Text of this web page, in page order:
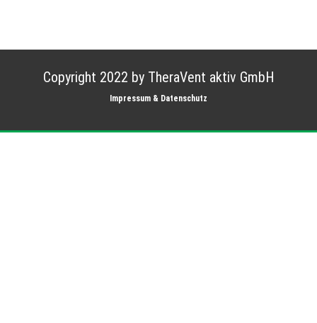
Copyright 2022 by TheraVent aktiv GmbH
Impressum & Datenschutz